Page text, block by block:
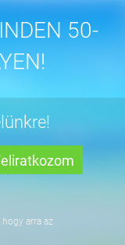
50-
arra az
15-ig